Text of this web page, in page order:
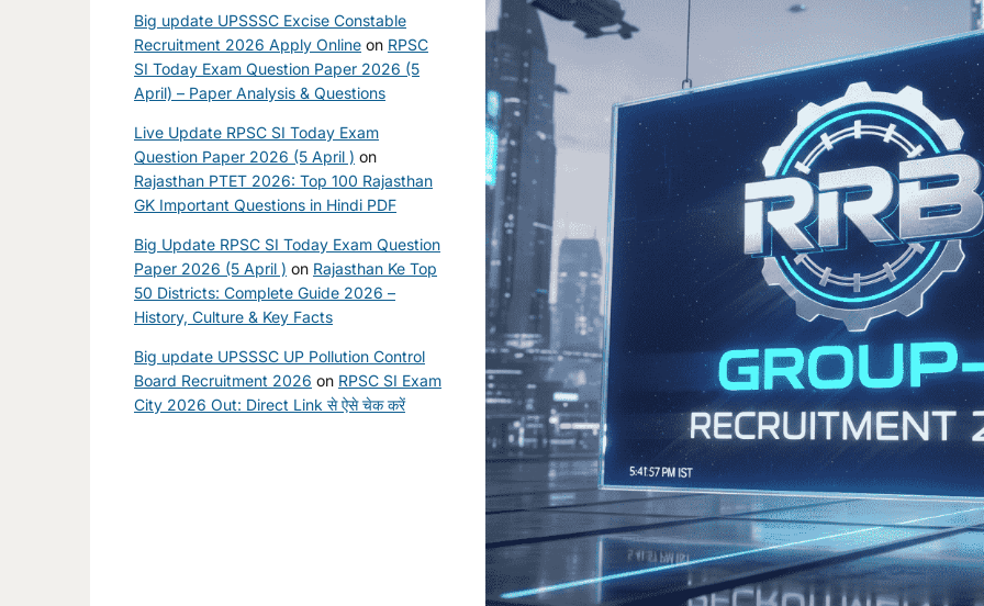
Big update UPSSSC Excise Constable
Recruitment 2026 Apply Online on RPSC
SI Today Exam Question Paper 2026 (5
April) – Paper Analysis & Questions
Live Update RPSC SI Today Exam
Question Paper 2026 (5 April ) on
Rajasthan PTET 2026: Top 100 Rajasthan
GK Important Questions in Hindi PDF
Big Update RPSC SI Today Exam Question
Paper 2026 (5 April ) on Rajasthan Ke Top
50 Districts: Complete Guide 2026 –
History, Culture & Key Facts
Big update UPSSSC UP Pollution Control
Board Recruitment 2026 on RPSC SI Exam
City 2026 Out: Direct Link से ऐसे चेक करें